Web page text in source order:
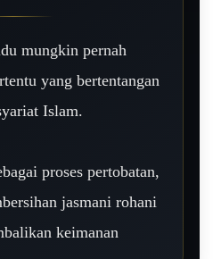
mungkin pernah
yang bertentangan
Islam.
proses pertobatan,
jasmani rohani
keimanan